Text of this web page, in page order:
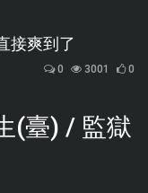
接爽到了
0 3001 0
(臺) / 監獄